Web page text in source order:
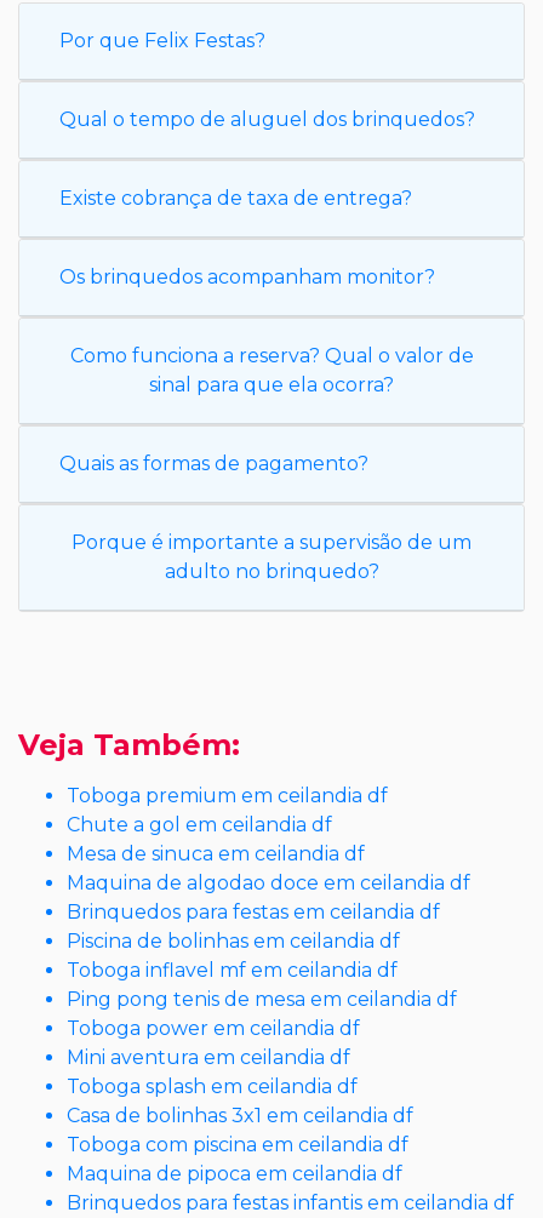
Por que Felix Festas?
Qual o tempo de aluguel dos brinquedos?
Existe cobrança de taxa de entrega?
Os brinquedos acompanham monitor?
Como funciona a reserva? Qual o valor de
sinal para que ela ocorra?
Quais as formas de pagamento?
Porque é importante a supervisão de um
adulto no brinquedo?
Veja Também:
Toboga premium em ceilandia df
Chute a gol em ceilandia df
Mesa de sinuca em ceilandia df
Maquina de algodao doce em ceilandia df
Brinquedos para festas em ceilandia df
Piscina de bolinhas em ceilandia df
Toboga inflavel mf em ceilandia df
Ping pong tenis de mesa em ceilandia df
Toboga power em ceilandia df
Mini aventura em ceilandia df
Toboga splash em ceilandia df
Casa de bolinhas 3x1 em ceilandia df
Toboga com piscina em ceilandia df
Maquina de pipoca em ceilandia df
Brinquedos para festas infantis em ceilandia df